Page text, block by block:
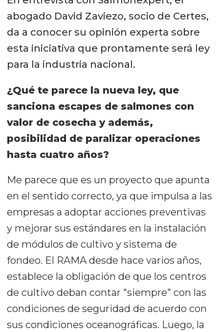
abogado David Zaviezo, socio de Certes,
da a conocer su opinión experta sobre
esta iniciativa que prontamente será ley
para la industria nacional.
¿Qué te parece la nueva ley, que
sanciona escapes de salmones con
valor de cosecha y además,
posibilidad de paralizar operaciones
hasta cuatro años?
Me parece que es un proyecto que apunta
en el sentido correcto, ya que impulsa a las
empresas a adoptar acciones preventivas
y mejorar sus estándares en la instalación
de módulos de cultivo y sistema de
fondeo. El RAMA desde hace varios años,
establece la obligación de que los centros
de cultivo deban contar "siempre" con las
condiciones de seguridad de acuerdo con
sus condiciones oceanográficas. Luego, la